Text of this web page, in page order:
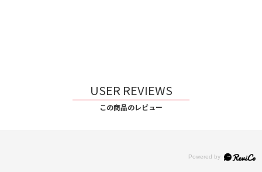
USER REVIEWS
この商品のレビュー